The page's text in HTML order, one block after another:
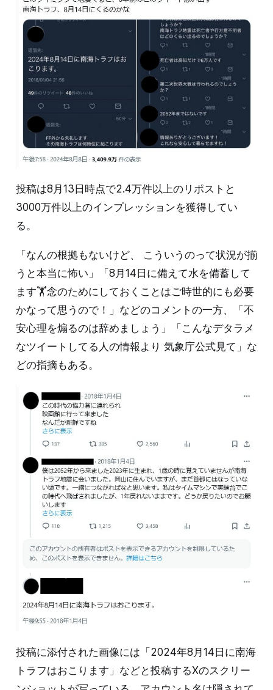
投稿は8月13日時点で2.4万件以上のリポストと
3000万件以上のインプレッションを獲得してい
る。
「なんの根拠もないけど、 こういうのって状況が揃
うと本当に怖い」「8月14日に備えて水を備蓄して
ます🏋️念のためにしておくことはご時世的にも必要
かなって思うので！」などのコメントの一方、「不
安心理を煽るのは辞めましょう」「こんなデタラメ
なツイートしてる人の情報より 気象庁公式見て」な
どの指摘もある。
投稿に添付された画像には「2024年8月14日に南海
トラフはおこります」などと投稿するXのスクリー